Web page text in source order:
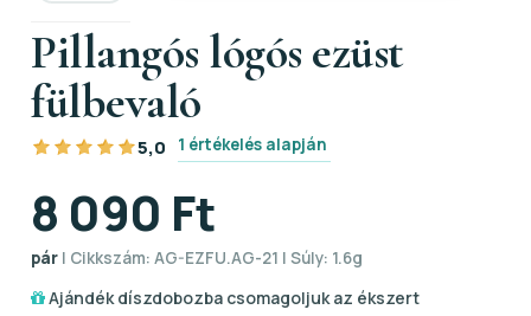
Pillangós lógós ezüst
fülbevaló
5,0 1 értékelés alapján
8 090 Ft
pár | Cikkszám: AG-EZFU.AG-21 | Súly: 1.6g
Ajándék díszdobozba csomagoljuk az ékszert